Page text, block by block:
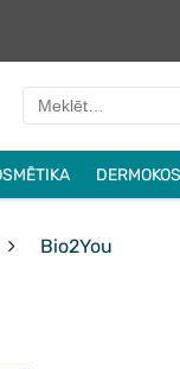
Bio2You